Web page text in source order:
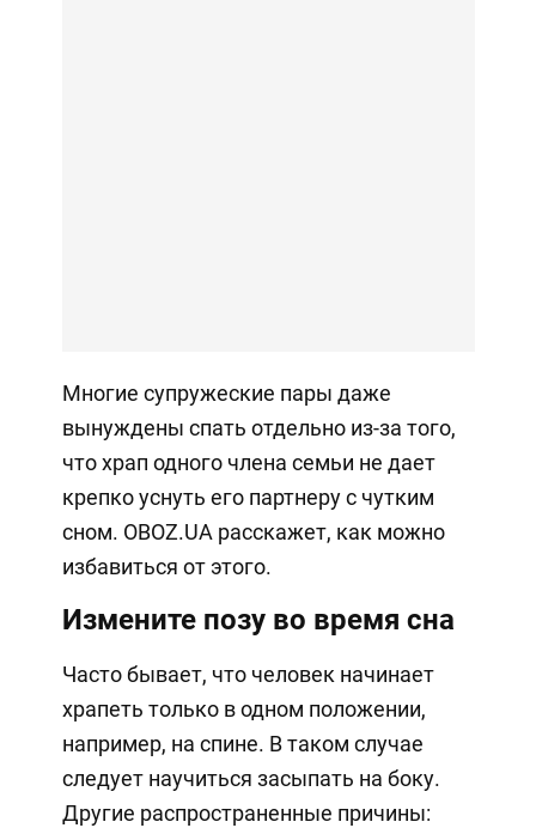
Многие супружеские пары даже
вынуждены спать отдельно из-за того,
что храп одного члена семьи не дает
крепко уснуть его партнеру с чутким
сном. OBOZ.UA расскажет, как можно
избавиться от этого.
Измените позу во время сна
Часто бывает, что человек начинает
храпеть только в одном положении,
например, на спине. В таком случае
следует научиться засыпать на боку.
Другие распространенные причины: